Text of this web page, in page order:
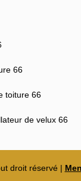
66
toiture 66
de velux 66
droit réservé |